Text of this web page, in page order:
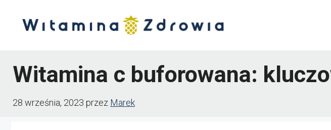
Witamina c buforowana:
28 września, 2023 przez Marek